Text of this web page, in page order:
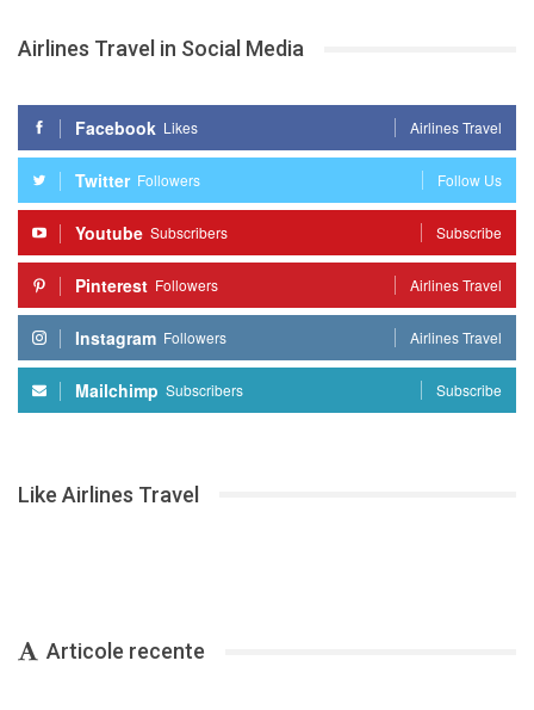
Airlines Travel in Social Media
Facebook Likes Airlines Travel
Twitter Followers Follow Us
Youtube Subscribers Subscribe
Pinterest Followers Airlines Travel
Instagram Followers Airlines Travel
Mailchimp Subscribers Subscribe
Like Airlines Travel
Articole recente